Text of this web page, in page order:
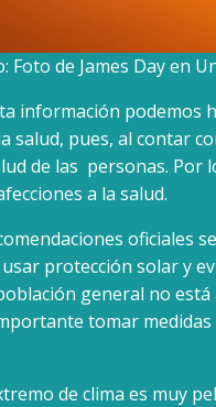
Foto de James Day en
información podemos
salud, pues, al contar
de las personas. Por
a la salud.
oficiales
protección solar y
general no
tomar
de clima es muy